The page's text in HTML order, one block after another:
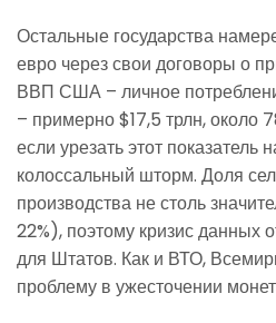
Остальные государства
евро через свои договоры о
ВВП США – личное
– примерно $17,5 трлн, около
если урезать этот показатель
колоссальный шторм. Доля
производства не столь
22%), поэтому кризис данных
для Штатов. Как и ВТО,
проблему в ужесточении